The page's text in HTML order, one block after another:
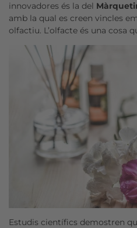
innovadores és la del
amb la qual es creen vincles
olfactiu. L’olfacte és una cosa
Estudis científics demostren